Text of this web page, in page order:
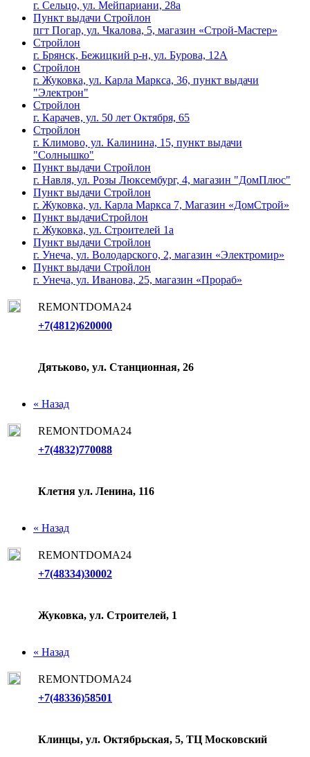
г. Сельцо, ул. Мейпариани, 28а
Пункт выдачи Стройлон
пгт Погар, ул. Чкалова, 5, магазин «Строй-Мастер»
Стройлон
г. Брянск, Бежицкий р-н, ул. Бурова, 12А
Стройлон
г. Жуковка, ул. Карла Маркса, 36, пункт выдачи
"Электрон"
Стройлон
г. Карачев, ул. 50 лет Октября, 65
Стройлон
г. Климово, ул. Калинина, 15, пункт выдачи
"Солнышко"
Пункт выдачи Стройлон
г. Навля, ул. Розы Люксембург, 4, магазин "ДомПлюс"
Пункт выдачи Стройлон
г. Жуковка, ул. Карла Маркса 7, Магазин «ДомСтрой»
Пункт выдачиСтройлон
г. Жуковка, ул. Строителей 1а
Пункт выдачи Стройлон
г. Унеча, ул. Володарского, 2, магазин «Электромир»
Пункт выдачи Стройлон
г. Унеча, ул. Иванова, 25, магазин «Прораб»
REMONTDOMA24
+7(4812)620000
Дятьково, ул. Станционная, 26
« Назад
REMONTDOMA24
+7(4832)770088
Клетня ул. Ленина, 116
« Назад
REMONTDOMA24
+7(48334)30002
Жуковка, ул. Строителей, 1
« Назад
REMONTDOMA24
+7(48336)58501
Клинцы, ул. Октябрьская, 5, ТЦ Московский